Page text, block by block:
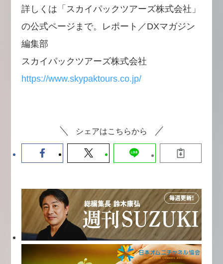
詳しくは「スカイパックツアーズ株式会社」
の公式ページまで。レポート／DXマガジン
編集部
スカイパックツアーズ株式会社
https://www.skypaktours.co.jp/
シェアはこちらから